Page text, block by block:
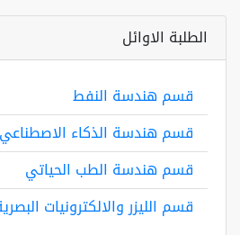
الطلبة الاوائل
قسم هندسة النفط
قسم هندسة الذكاء الاصطناعي
قسم هندسة الطب الحياتي
قسم الليزر والالكترونيات